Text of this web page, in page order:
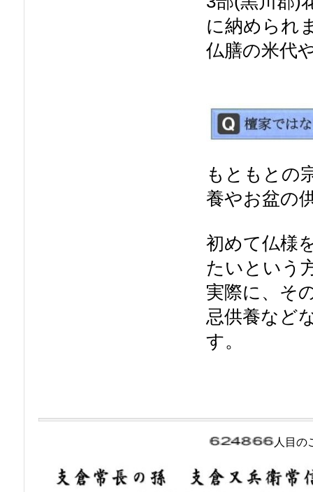
に納められ
仏膳の米代
もともとの
養やお盆の
初めて仏様
たいという
実際に、そ
忌供養など
す。
人目の